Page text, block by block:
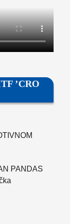
’CRO
PANDAS